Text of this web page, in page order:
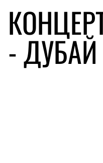
- ДУБАЙ